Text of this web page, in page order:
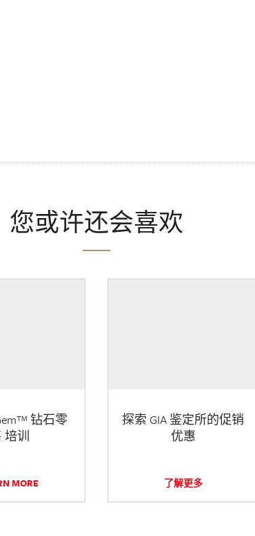
您或许还会喜欢
钻石零
培训
MORE
探索 GIA 鉴定所的促销
优惠
了解更多